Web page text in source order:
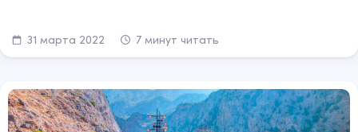
31 марта 2022 7 минут читать